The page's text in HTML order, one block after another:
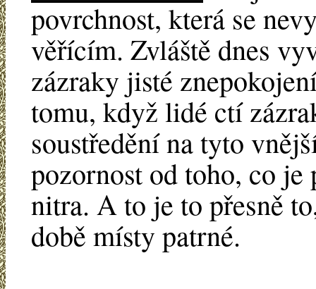
povrchnost, která se
věřícím. Zvláště dnes
zázraky jisté
tomu, když lidé ctí
soustředění na tyto
pozornost od toho, co je
nitra. A to je to přesně
době místy patrné.